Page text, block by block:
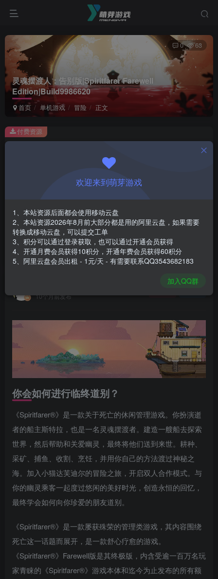
灵魂摆渡人：告别版|Spiritfarer Farewell
Edition|Build9986620
首页 单机游戏 冒险 正文
0 63
此内容为付费资源，请付费后查看
￥1
免费
登录购买
安装包大小
游戏本体大小
6.03 GB
付费资源
10个月前发布
你会如何进行临终道别？
《Spiritfarer®》是一款关于死亡的休闲管理游戏。你扮演逝
者的船主斯特拉，也是一名灵魂摆渡者。建造一艘船去探索
世界，然后帮助和关爱幽灵，最终将他们送到来世。耕种、
采矿、捕鱼、收割、烹饪，并用你自己的方法渡过神秘之
海。加入小猫达芙迪尔的冒险之旅，开启双人合作模式。与
你的幽灵乘客一起度过悠闲的美好时光，创造永恒的回忆，
最终学会如何向你珍爱的朋友道别。
《Spiritfarer®》是一款屡获殊荣的管理类游戏，其内容围绕
死亡这一话题而展开，是一款舒心疗愈的游戏。
《Spiritfarer®》Farewell版是其终极版，内含受逾一百万名玩
家青睐的《Spiritfarer®》游戏本体和迄今为止发布的所有额
欢迎来到萌芽游戏
1、本站资源后面都会使用移动云盘
2、本站资源2026年8月前大部分都是用的阿里云盘，如果需要
转换成移动云盘，可以提交工单
3、积分可以通过登录获取，也可以通过开通会员获得
4、开通月费会员获得10积分，开通年费会员获得60积分
5、阿里云盘会员出租 - 1元/天 - 有需要联系QQ3543682183
加入QQ群